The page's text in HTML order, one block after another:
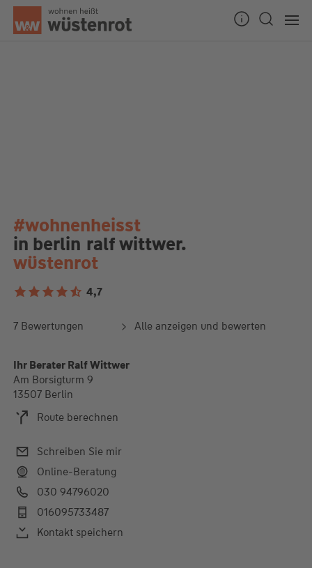
#wohnenheisst
in berlin ralf wittwer.
wüstenrot
4,7
7 Bewertungen Alle anzeigen und bewerten
Ihr Berater Ralf Wittwer
Am Borsigturm 9
13507 Berlin
Route berechnen
Schreiben Sie mir
Online-Beratung
030 94796020
016095733487
Kontakt speichern